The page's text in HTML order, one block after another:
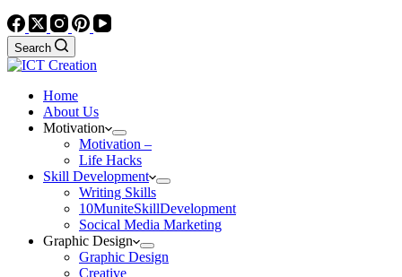
Search
Home
About Us
Motivation
Motivation –
Life Hacks
Skill Development
Writing Skills
10MuniteSkillDevelopment
Socical Media Marketing
Graphic Design
Graphic Design
Creative